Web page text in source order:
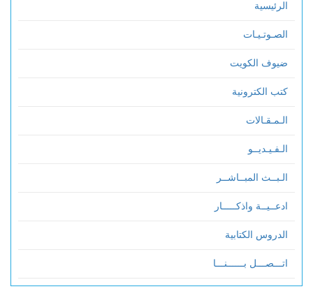
الرئيسية
الصـوتـيـات
ضيوف الكويت
كتب الكترونية
الـمـقـالات
الـفـيـديــو
الـبــث المبــاشــر
ادعــيــة واذكـــــار
الدروس الكتابية
اتـــصـــل بــــــنـــا